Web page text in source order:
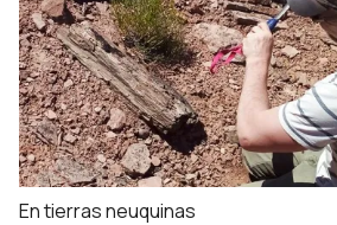
En tierras neuquinas